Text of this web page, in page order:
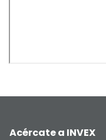
Acércate a INVEX